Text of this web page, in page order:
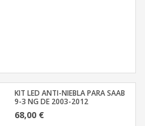
KIT LED ANTI-NIEBLA PARA SAAB
9-3 NG DE 2003-2012
68,00 €